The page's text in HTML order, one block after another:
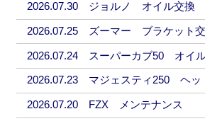
2026.07.30 ジョルノ オイル交換
2026.07.25 ズーマー ブラケット
2026.07.24 スーパーカブ50 オイ
2026.07.23 マジェスティ250 ヘッ
2026.07.20 FZX メンテナンス